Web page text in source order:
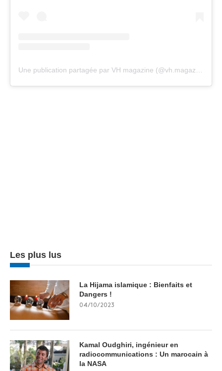
Une publication partagée par VH magazine (@vh.magazine)
Les plus lus
La Hijama islamique : Bienfaits et
Dangers !
04/10/2023
Kamal Oudghiri, ingénieur en
radiocommunications : Un marocain à
la NASA